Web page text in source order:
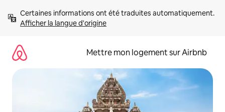
directement
Afficher la langue d'origine
Mettre mon logement sur Airbnb